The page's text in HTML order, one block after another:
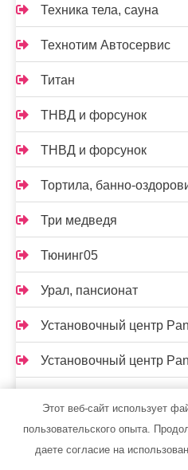
Техника тела, сауна
Технотим Автосервис
Титан
ТНВД и форсунок
ТНВД и форсунок
Тортила, банно-
Три медведя
Тюнинг05
Урал, пансионат
Установочный центр
Установочный центр
Физкультурно-
им. Н.П. Огарева
Этот веб-сайт использует
пользовательского опыта.
даете согласие на